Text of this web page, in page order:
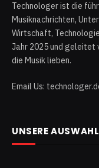
Technologer ist die
Musiknachrichten,
Wirtschaft,
Jahr 2025 und geleitet
die Musik lieben.
Email Us:
UNSERE AUSWAHL